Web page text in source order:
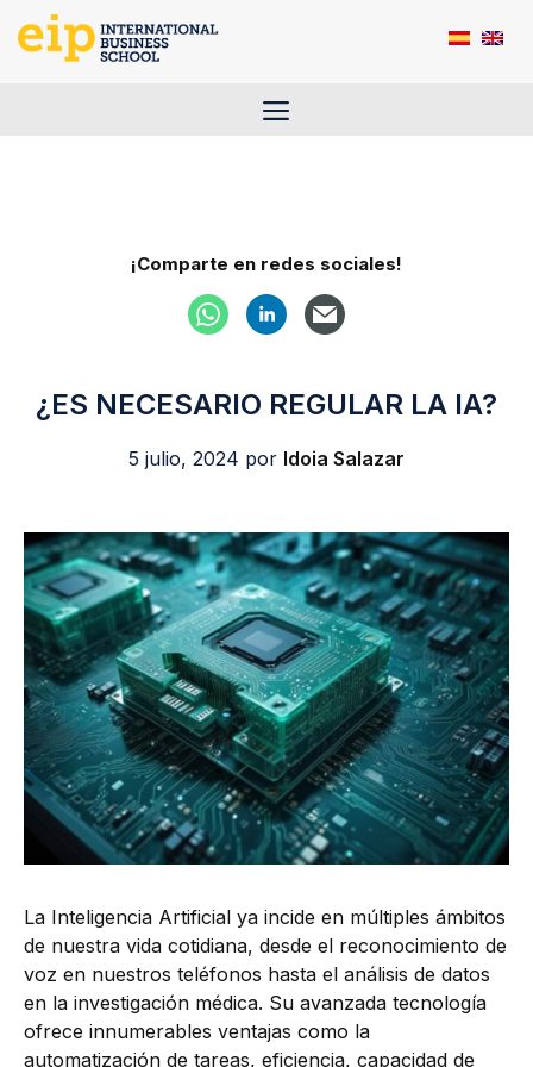
Saltar
Menú
¡Comparte en redes sociales!
¿ES NECESARIO REGULAR LA IA?
5 julio, 2024 por Idoia Salazar
La Inteligencia Artificial ya incide en múltiples ámbitos
de nuestra vida cotidiana, desde el reconocimiento de
voz en nuestros teléfonos hasta el análisis de datos
en la investigación médica. Su avanzada tecnología
ofrece innumerables ventajas como la
automatización de tareas, eficiencia, capacidad de